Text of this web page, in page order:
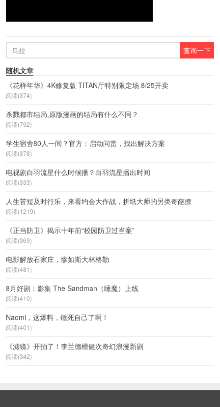
随机文章
《花样年华》4K修复版 TITAN厅特别限定场 8/25开卖
阅读(374)
杀戮都市结局,原版漫画的结局有什么不同？
阅读(792)
学生宿舍80人一间？官方：启动问责，找出解决方案
阅读(378)
电视剧白羽流星什么时候播？白羽流星播出时间
阅读(333)
人生苦短及时行乐，来看约会大作战，折纸大师的另类奇葩撩
阅读(1219)
《正当防卫》揭示十年前“校园防卫过当案”
阅读(369)
电影解放石家庄，惨如斯大林格勒
阅读(481)
8月好剧：影集 The Sandman（睡魔）上线
阅读(410)
Naomi，这爆料，锤死自己了啊！
阅读(401)
《滤镜》开拍了！李兰德檀健次奇幻浪漫新剧
阅读(342)